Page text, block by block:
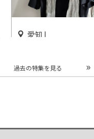
愛知 |
Couture」名古屋パ
催
過去の特集を見る